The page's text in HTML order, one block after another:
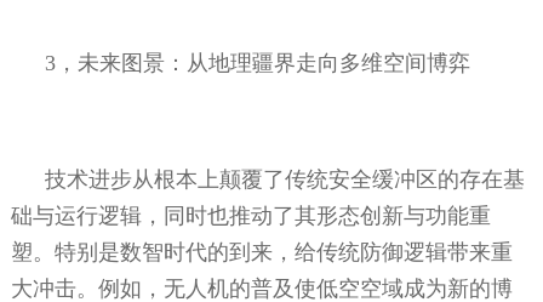
3，未来图景：从地理疆界走向多维空间博弈
技术进步从根本上颠覆了传统安全缓冲区的存在基
础与运行逻辑，同时也推动了其形态创新与功能重
塑。特别是数智时代的到来，给传统防御逻辑带来重
大冲击。例如，无人机的普及使低空空域成为新的博